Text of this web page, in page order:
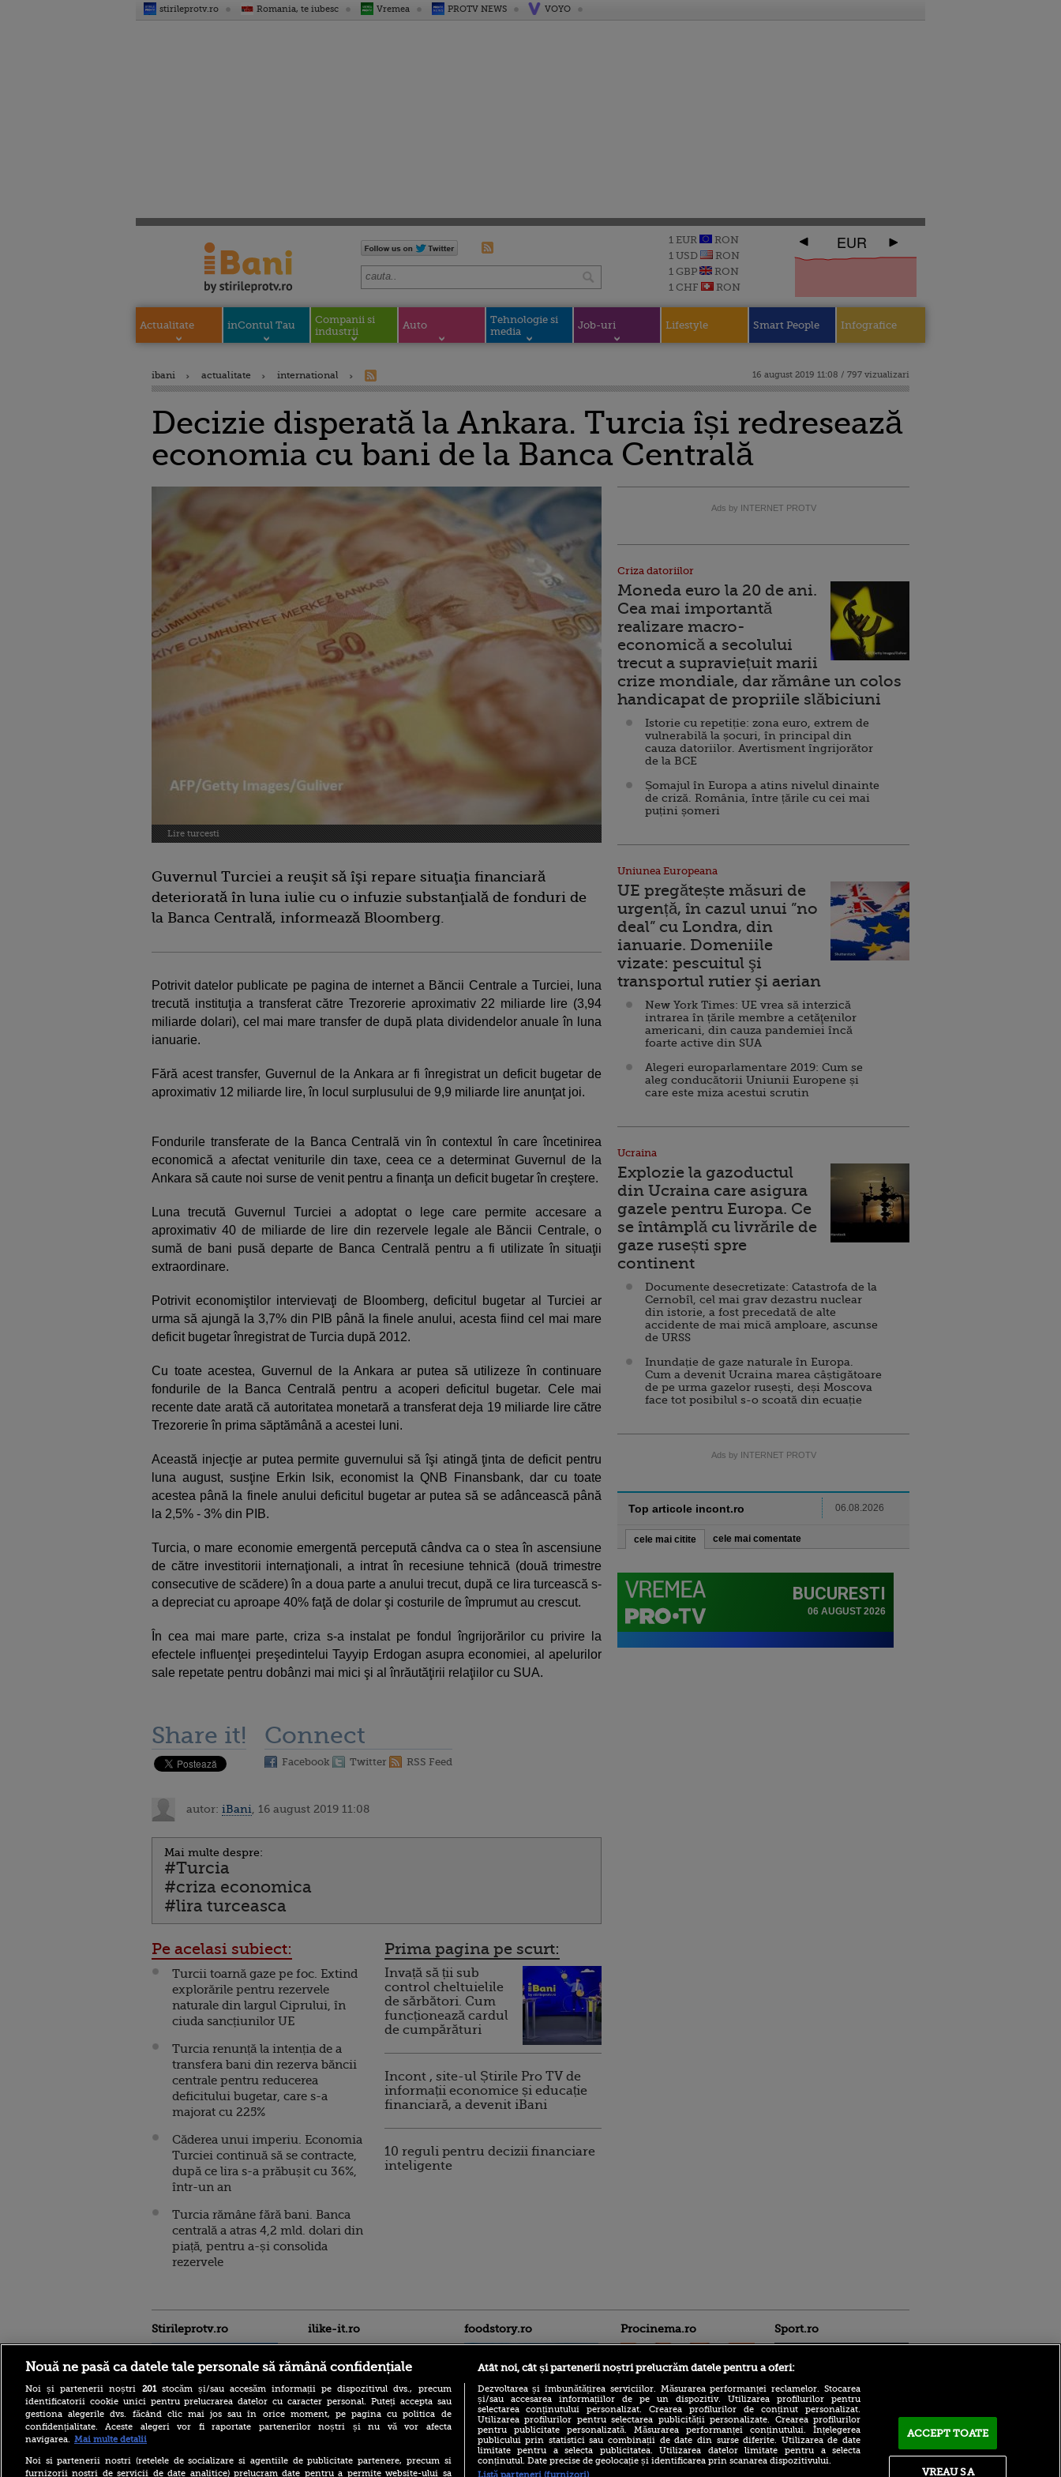
stirileprotv.ro Romania, te iubesc Vremea PROTV NEWS VOYO
1 EUR
RON
1 USD
RON
1 GBP
RON
1 CHF
RON
EUR
Actualitate inContul Tau
Companii si
industrii
Auto
Tehnologie si
media
Job-uri Lifestyle Smart People Infografice
ibani actualitate international 16 august 2019 11:08 / 797 vizualizari
Decizie disperată la Ankara. Turcia își redresează
economia cu bani de la Banca Centrală
Lire turcesti
Guvernul Turciei a reuşit să îşi repare situaţia financiară
deteriorată în luna iulie cu o infuzie substanţială de fonduri de
la Banca Centrală, informează Bloomberg.
Potrivit datelor publicate pe pagina de internet a Băncii Centrale a Turciei, luna
trecută instituţia a transferat către Trezorerie aproximativ 22 miliarde lire (3,94
miliarde dolari), cel mai mare transfer de după plata dividendelor anuale în luna
ianuarie.
Fără acest transfer, Guvernul de la Ankara ar fi înregistrat un deficit bugetar de
aproximativ 12 miliarde lire, în locul surplusului de 9,9 miliarde lire anunţat joi.
Fondurile transferate de la Banca Centrală vin în contextul în care încetinirea
economică a afectat veniturile din taxe, ceea ce a determinat Guvernul de la
Ankara să caute noi surse de venit pentru a finanţa un deficit bugetar în creştere.
Luna trecută Guvernul Turciei a adoptat o lege care permite accesare a
aproximativ 40 de miliarde de lire din rezervele legale ale Băncii Centrale, o
sumă de bani pusă departe de Banca Centrală pentru a fi utilizate în situaţii
extraordinare.
Potrivit economiştilor intervievaţi de Bloomberg, deficitul bugetar al Turciei ar
urma să ajungă la 3,7% din PIB până la finele anului, acesta fiind cel mai mare
deficit bugetar înregistrat de Turcia după 2012.
Cu toate acestea, Guvernul de la Ankara ar putea să utilizeze în continuare
fondurile de la Banca Centrală pentru a acoperi deficitul bugetar. Cele mai
recente date arată că autoritatea monetară a transferat deja 19 miliarde lire către
Trezorerie în prima săptămână a acestei luni.
Această injecţie ar putea permite guvernului să îşi atingă ţinta de deficit pentru
luna august, susţine Erkin Isik, economist la QNB Finansbank, dar cu toate
acestea până la finele anului deficitul bugetar ar putea să se adâncească până
la 2,5% - 3% din PIB.
Turcia, o mare economie emergentă percepută cândva ca o stea în ascensiune
de către investitorii internaţionali, a intrat în recesiune tehnică (două trimestre
consecutive de scădere) în a doua parte a anului trecut, după ce lira turcească s-
a depreciat cu aproape 40% faţă de dolar şi costurile de împrumut au crescut.
În cea mai mare parte, criza s-a instalat pe fondul îngrijorărilor cu privire la
efectele influenţei preşedintelui Tayyip Erdogan asupra economiei, al apelurilor
sale repetate pentru dobânzi mai mici şi al înrăutăţirii relaţiilor cu SUA.
Share it! Connect
Facebook Twitter RSS Feed
autor: iBani , 16 august 2019 11:08
Mai multe despre:
#Turcia
#criza economica
#lira turceasca
Pe acelasi subiect:
Turcii toarnă gaze pe foc. Extind
explorările pentru rezervele
naturale din largul Ciprului, în
ciuda sancțiunilor UE
Turcia renunță la intenția de a
transfera bani din rezerva băncii
centrale pentru reducerea
deficitului bugetar, care s-a
majorat cu 225%
Căderea unui imperiu. Economia
Turciei continuă să se contracte,
după ce lira s-a prăbușit cu 36%,
într-un an
Turcia rămâne fără bani. Banca
centrală a atras 4,2 mld. dolari din
piață, pentru a-și consolida
rezervele
Prima pagina pe scurt:
Invață să ții sub
control cheltuielile
de sărbători. Cum
funcționează cardul
de cumpărături
Incont , site-ul Știrile Pro TV de
informații economice și educație
financiară, a devenit iBani
10 reguli pentru decizii financiare
inteligente
Ads by INTERNET PROTV
Criza datoriilor
Moneda euro la 20 de ani.
Cea mai importantă
realizare macro-
economică a secolului
trecut a supraviețuit marii
crize mondiale, dar rămâne un colos
handicapat de propriile slăbiciuni
Istorie cu repetiție: zona euro, extrem de
vulnerabilă la șocuri, în principal din
cauza datoriilor. Avertisment îngrijorător
de la BCE
Șomajul în Europa a atins nivelul dinainte
de criză. România, între țările cu cei mai
puțini șomeri
Uniunea Europeana
UE pregătește măsuri de
urgență, în cazul unui ”no
deal” cu Londra, din
ianuarie. Domeniile
vizate: pescuitul şi
transportul rutier şi aerian
New York Times: UE vrea să interzică
intrarea în țările membre a cetăţenilor
americani, din cauza pandemiei încă
foarte active din SUA
Alegeri europarlamentare 2019: Cum se
aleg conducătorii Uniunii Europene și
care este miza acestui scrutin
Ucraina
Explozie la gazoductul
din Ucraina care asigura
gazele pentru Europa. Ce
se întâmplă cu livrările de
gaze rusești spre
continent
Documente desecretizate: Catastrofa de la
Cernobîl, cel mai grav dezastru nuclear
din istorie, a fost precedată de alte
accidente de mai mică amploare, ascunse
de URSS
Inundație de gaze naturale în Europa.
Cum a devenit Ucraina marea câștigătoare
de pe urma gazelor rusești, deși Moscova
face tot posibilul s-o scoată din ecuație
Ads by INTERNET PROTV
Top articole incont.ro 06.08.2026
cele mai citite cele mai comentate
Stirileprotv.ro
oraşe mari ale sale intră sub
alertă roșie de căldură
ilike-it.ro foodstory.ro
(P) Descoperă Lumea
Evenimentelor din România
cu Transilvania Events!
Procinema.ro
Emoții intense pentru
Sebastian Stan! Iubita lui,
Sport.ro
FIFA 'își cere scuze' după
controversatul proiect. Ce
se întâmplă cu Gianni
Infantino
Nouă ne pasă ca datele tale personale să rămână confidențiale
Noi și partenerii noștri 201stocăm și/sau accesăm informații pe dispozitivul dvs., precum
identificatorii cookie unici pentru prelucrarea datelor cu caracter personal. Puteți accepta sau
gestiona alegerile dvs. făcând clic mai jos sau în orice moment, pe pagina cu politica de
confidențialitate. Aceste alegeri vor fi raportate partenerilor noștri și nu vă vor afecta
navigarea. Mai multe detalii
Noi si partenerii nostri (retelele de socializare si agentiile de publicitate partenere, precum si
furnizorii nostri de servicii de date analitice) prelucram date pentru a permite website-ului sa
Atât noi, cât și partenerii noștri prelucrăm datele pentru a oferi:
Dezvoltarea și îmbunătățirea serviciilor. Măsurarea performanței reclamelor. Stocarea
și/sau accesarea informațiilor de pe un dispozitiv. Utilizarea profilurilor pentru
selectarea conținutului personalizat. Crearea profilurilor de conținut personalizat.
Utilizarea profilurilor pentru selectarea publicității personalizate. Crearea profilurilor
pentru publicitate personalizată. Măsurarea performanței conținutului. Înțelegerea
publicului prin statistici sau combinații de date din surse diferite. Utilizarea de date
limitate pentru a selecta publicitatea. Utilizarea datelor limitate pentru a selecta
conținutul. Date precise de geolocație și identificarea prin scanarea dispozitivului.
ACCEPT TOATE
VREAU SA